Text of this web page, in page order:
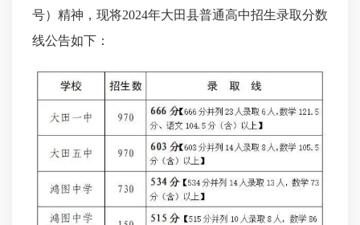
号）精神，现将2024年大田县普通高中招生录取分数
线公告如下：